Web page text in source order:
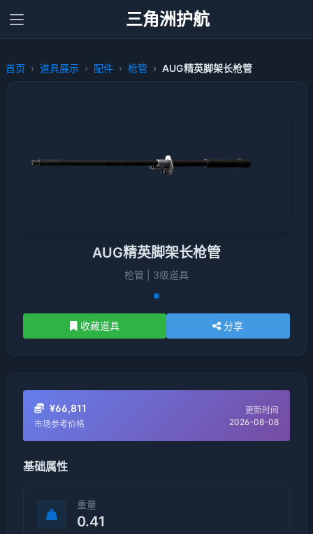
三角洲护航
首页 道具展示 配件 枪管 AUG精英脚架长枪管
AUG精英脚架长枪管
枪管 | 3级道具
收藏道具 分享
¥66,811
市场参考价格
更新时间
2026-08-08
基础属性
重量
0.41